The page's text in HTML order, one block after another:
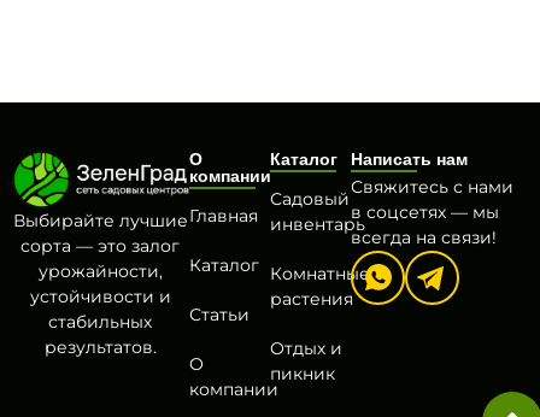
Выбирайте лучшие
сорта — это залог
урожайности,
устойчивости и
стабильных
результатов.
О
компании
Главная
Каталог
Статьи
О
компании
Каталог
Садовый
инвентарь
Комнатные
растения
Отдых и
пикник
Написать нам
Свяжитесь с нами
в соцсетях — мы
всегда на связи!